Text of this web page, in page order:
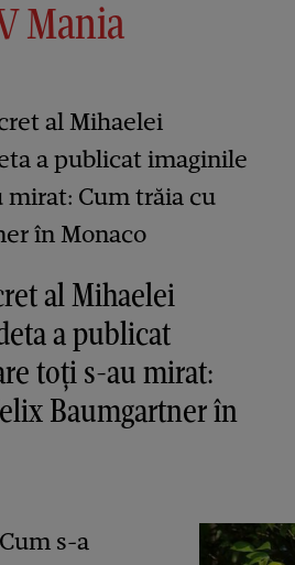
Mania
al Mihaelei
a publicat
toți s-au mirat:
Baumgartner în